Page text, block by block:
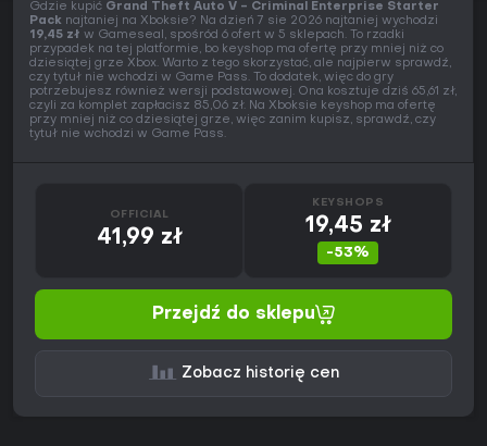
Gdzie kupić Grand Theft Auto V - Criminal Enterprise Starter
Pack najtaniej na Xboksie? Na dzień 7 sie 2026 najtaniej wychodzi
19,45 zł w Gameseal, spośród 6 ofert w 5 sklepach. To rzadki
przypadek na tej platformie, bo keyshop ma ofertę przy mniej niż co
dziesiątej grze Xbox. Warto z tego skorzystać, ale najpierw sprawdź,
czy tytuł nie wchodzi w Game Pass. To dodatek, więc do gry
potrzebujesz również wersji podstawowej. Ona kosztuje dziś 65,61 zł,
czyli za komplet zapłacisz 85,06 zł. Na Xboksie keyshop ma ofertę
przy mniej niż co dziesiątej grze, więc zanim kupisz, sprawdź, czy
tytuł nie wchodzi w Game Pass.
OFFICIAL
41,99 zł
KEYSHOPS
19,45 zł
-53%
Przejdź do sklepu
Zobacz historię cen